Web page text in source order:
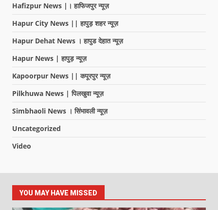
Hafizpur News |। हाफिजपुर न्यूज़
Hapur City News || हापुड़ शहर न्यूज़
Hapur Dehat News । हापुड देहात न्यूज़
Hapur News | हापुड़ न्यूज़
Kapoorpur News || कपूरपुर न्यूज़
Pilkhuwa News | पिलखुवा न्यूज़
Simbhaoli News । सिंभावली न्यूज़
Uncategorized
Video
YOU MAY HAVE MISSED